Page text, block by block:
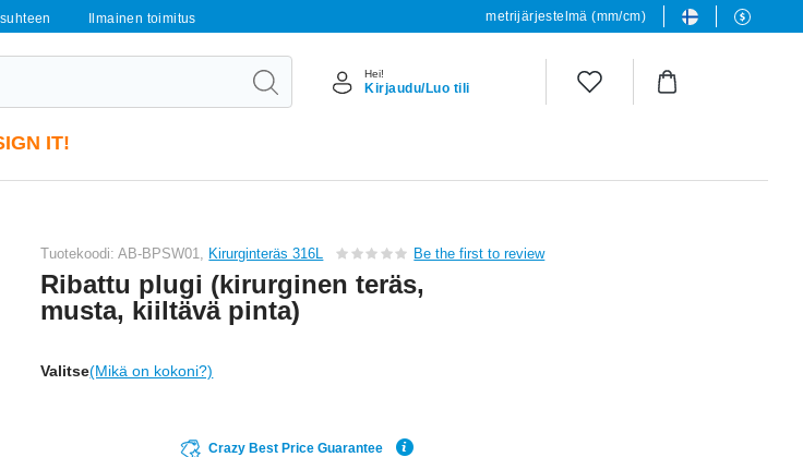
Ilmainen toimitus metrijärjestelmä (mm/cm)
Hei!
Kirjaudu/Luo tili
IT!
Tuotekoodi: AB-BPSW01, Kirurginteräs 316L Be the first to review
Ribattu plugi (kirurginen teräs,
musta, kiiltävä pinta)
Valitse(Mikä on kokoni?)
Crazy Best Price Guarantee